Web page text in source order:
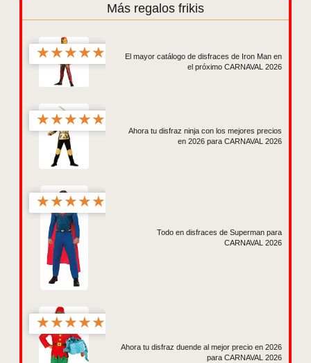
Más regalos frikis
★★★★★
El mayor catálogo de disfraces de Iron Man en
el próximo CARNAVAL 2026
★★★★★
Ahora tu disfraz ninja con los mejores precios
en 2026 para CARNAVAL 2026
★★★★★
Todo en disfraces de Superman para
CARNAVAL 2026
★★★★★
Ahora tu disfraz duende al mejor precio en 2026
para CARNAVAL 2026